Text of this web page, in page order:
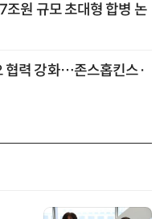
원 규모 초대형 합병 논
협력 강화…존스홉킨스·